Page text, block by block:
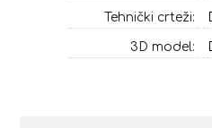
Tehnički crteži:
3D model: